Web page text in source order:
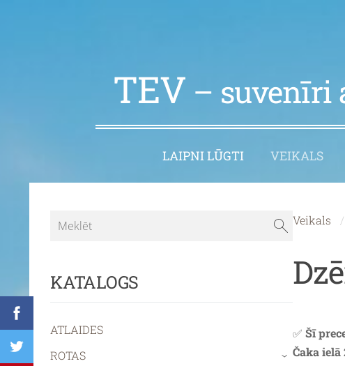
TEV – suvenīri
LAIPNI LŪGTI VEIKALS
KATALOGS
ATLAIDES
ROTAS
›
Veikals
✅ Šī
Čaka ielā